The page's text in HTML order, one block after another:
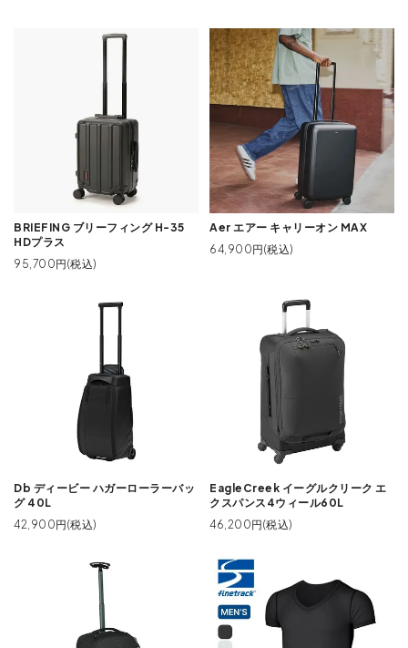
BRIEFING ブリーフィング H-35
HDプラス
95,700円(税込)
Aer エアー キャリーオン MAX
64,900円(税込)
Db ディービー ハガーローラーバッ
グ 40L
42,900円(税込)
EagleCreek イーグルクリーク エ
クスパンス4ウィール60L
46,200円(税込)